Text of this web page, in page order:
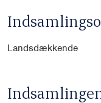
Landsdækkende